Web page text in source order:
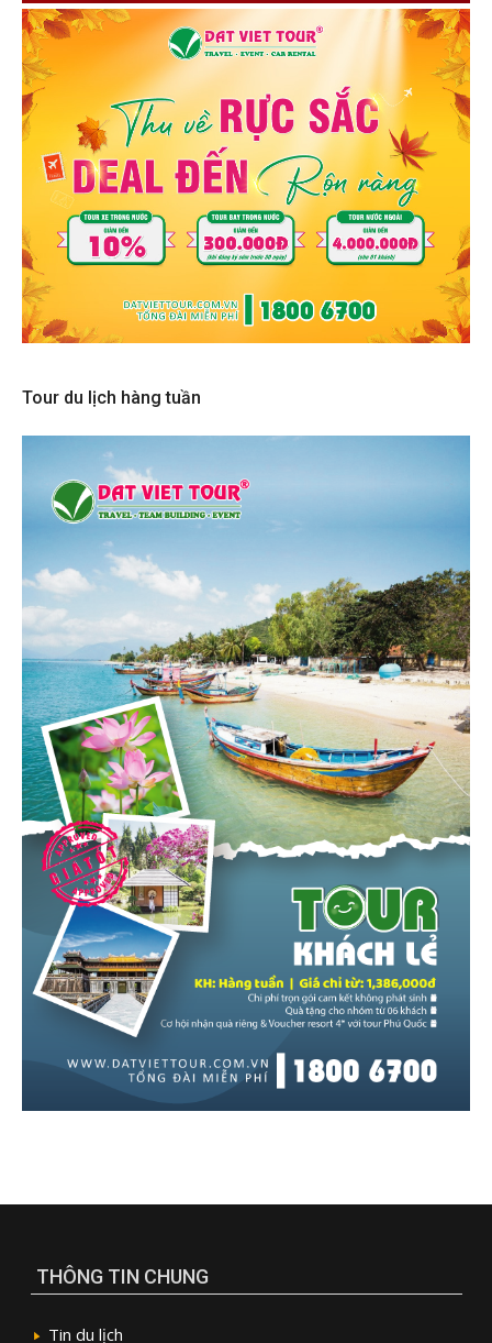
Tour du lịch hàng tuần
THÔNG TIN CHUNG
Tin du lịch